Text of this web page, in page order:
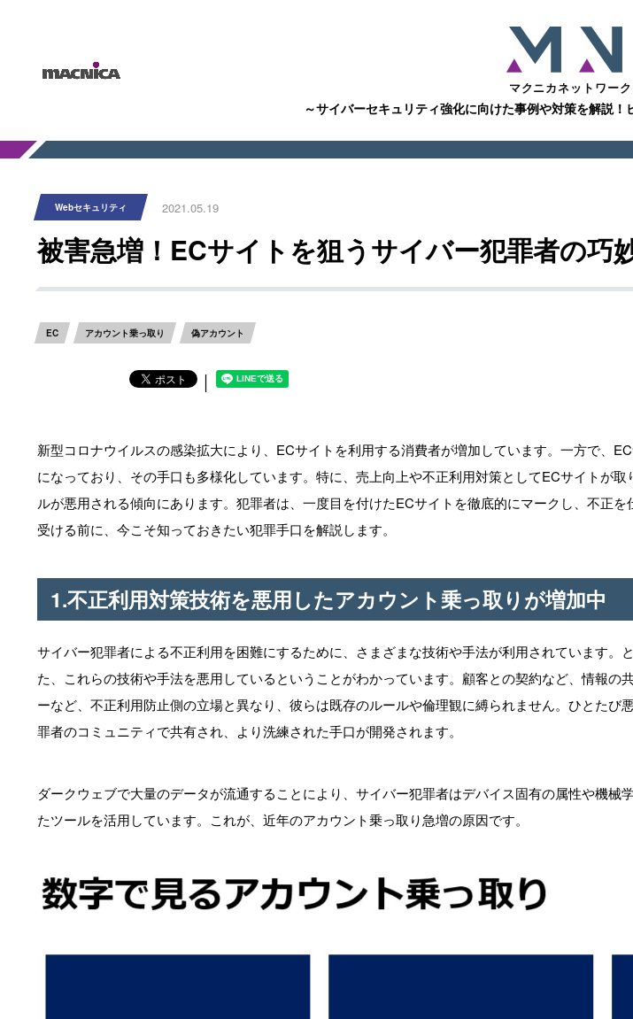
マクニカネットワー
～サイバーセキュリティ強化に向けた事例や対策を解説
Webセキュリティ 2021.05.19
被害急増！ECサイトを狙うサイバー犯罪者の巧
EC アカウント乗っ取り 偽アカウント
│
新型コロナウイルスの感染拡大により、ECサイトを利用する消費者が増加しています。一方で、
になっており、その手口も多様化しています。特に、売上向上や不正利用対策としてECサイトが
ルが悪用される傾向にあります。犯罪者は、一度目を付けたECサイトを徹底的にマークし、不正
受ける前に、今こそ知っておきたい犯罪手口を解説します。
1.不正利用対策技術を悪用したアカウント乗っ取りが増加中
サイバー犯罪者による不正利用を困難にするために、さまざまな技術や手法が利用されています。
た、これらの技術や手法を悪用しているということがわかっています。顧客との契約など、情報の
ーなど、不正利用防止側の立場と異なり、彼らは既存のルールや倫理観に縛られません。ひとたび
罪者のコミュニティで共有され、より洗練された手口が開発されます。
ダークウェブで大量のデータが流通することにより、サイバー犯罪者はデバイス固有の属性や機械
たツールを活用しています。これが、近年のアカウント乗っ取り急増の原因です。